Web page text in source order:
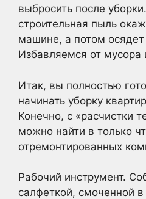
выбросить после
строительная пыль
машине, а потом
Избавляемся от
Итак, вы полностью
начинать уборку
Конечно, с «расчистки
можно найти в только
отремонтированных
Рабочий инструмент.
салфеткой, смоченной